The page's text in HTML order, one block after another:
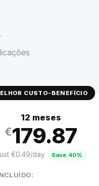
CUSTO-BENEFÍCIO
12 meses
€179.87
€0.49/day Save 40%